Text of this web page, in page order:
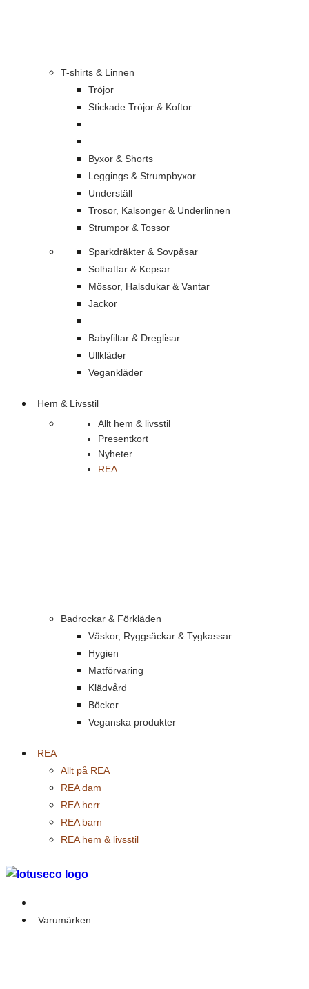
T-shirts & Linnen
Tröjor
Stickade Tröjor & Koftor
Byxor & Shorts
Leggings & Strumpbyxor
Underställ
Trosor, Kalsonger & Underlinnen
Strumpor & Tossor
Sparkdräkter & Sovpåsar
Solhattar & Kepsar
Mössor, Halsdukar & Vantar
Jackor
Babyfiltar & Dreglisar
Ullkläder
Vegankläder
Hem & Livsstil
Allt hem & livsstil
Presentkort
Nyheter
REA
Badrockar & Förkläden
Väskor, Ryggsäckar & Tygkassar
Hygien
Matförvaring
Klädvård
Böcker
Veganska produkter
REA
Allt på REA
REA dam
REA herr
REA barn
REA hem & livsstil
Varumärken